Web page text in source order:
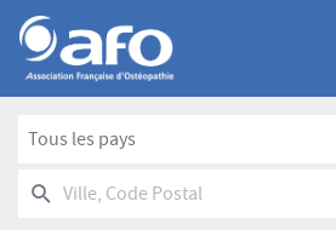
Tous les pays
Ville,RECHERCHER
UN